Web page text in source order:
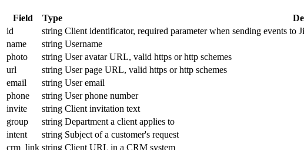
Field Type
id
string Client identificator, required parameter when sending events
name
string Username
photo
string User avatar URL, valid https or http schemes
url
string User page URL, valid https or http schemes
email
string User email
phone
string User phone number
invite
string Client invitation text
group
string Department a client applies to
intent
string Subject of a customer's request
crm_link string Client URL in a CRM system